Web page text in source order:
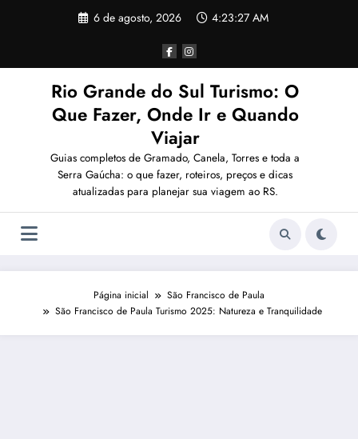
6 de agosto, 2026 4:23:28 AM
Rio Grande do Sul Turismo: O
Que Fazer, Onde Ir e Quando
Viajar
Guias completos de Gramado, Canela, Torres e toda a
Serra Gaúcha: o que fazer, roteiros, preços e dicas
atualizadas para planejar sua viagem ao RS.
Página inicial
São Francisco de Paula
São Francisco de Paula Turismo 2025: Natureza e Tranquilidade